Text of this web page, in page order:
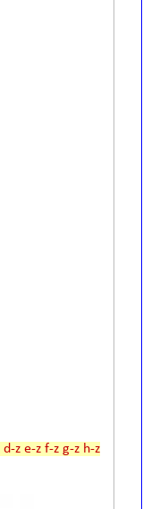
d-z e-z f-z g-z h-z